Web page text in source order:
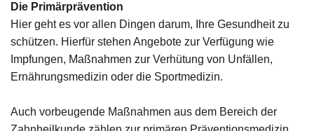
Die Primärprävention
Hier geht es vor allen Dingen darum, Ihre Gesundheit zu
schützen. Hierfür stehen Angebote zur Verfügung wie
Impfungen, Maßnahmen zur Verhütung von Unfällen,
Ernährungsmedizin oder die Sportmedizin.
Auch vorbeugende Maßnahmen aus dem Bereich der